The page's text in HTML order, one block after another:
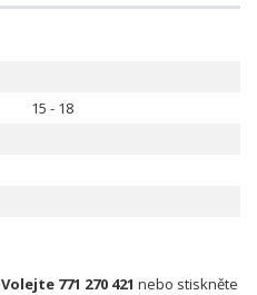
15 - 18
Volejte 771 270 421 nebo stiskněte